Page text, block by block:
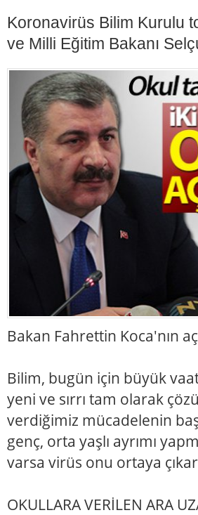
Koronavirüs Bilim Kurulu
ve Milli Eğitim Bakanı
Bakan Fahrettin Koca'nın
Bilim, bugün için büyük
yeni ve sırrı tam olarak
verdiğimiz mücadelenin
genç, orta yaşlı ayrımı
varsa virüs onu ortaya
OKULLARA VERİLEN ARA